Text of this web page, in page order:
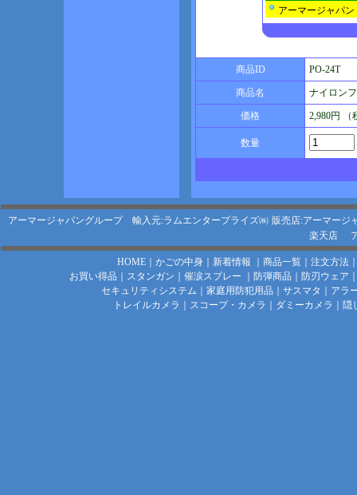
アーマージャパ
商品ID PO-24T
商品名 ナイロン
価格 2,980円 （
数量
アーマージャパングループ 輸入元:ラムエンタープライズ㈱ 販売店:アーマージ
楽天店
HOME｜ かごの中身｜ 新着情報 商品一覧｜ 注文方法
お買い得品
スタンガン 催涙スプレー 防弾商品 防刃ウェア
セキュリティシステム
家庭用防犯用品 サスマタ
アラ
トレイルカメラ
スコープ・カメラ ダミーカメラ 隠